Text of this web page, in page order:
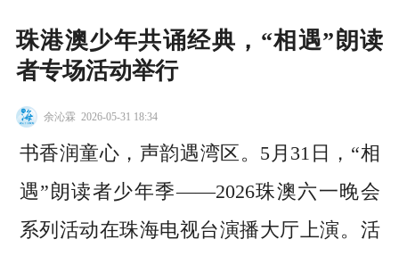
珠港澳少年共诵经典，“相遇”朗读
者专场活动举行
余沁霖 2026-05-31 18:34
书香润童心，声韵遇湾区。5月31日，“相
遇”朗读者少年季——2026珠澳六一晚会
系列活动在珠海电视台演播大厅上演。活